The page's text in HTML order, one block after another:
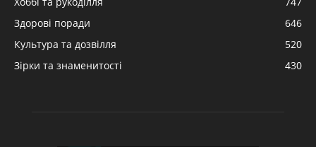
Здорові поради
646
Культура та дозвілля
520
Зірки та знаменитості
430